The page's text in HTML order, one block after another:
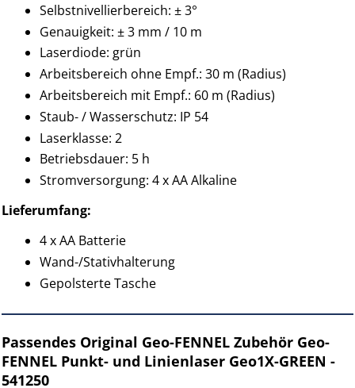
Selbstnivellierbereich: ± 3°
Genauigkeit: ± 3 mm / 10 m
Laserdiode: grün
Arbeitsbereich ohne Empf.: 30 m (Radius)
Arbeitsbereich mit Empf.: 60 m (Radius)
Staub- / Wasserschutz: IP 54
Laserklasse: 2
Betriebsdauer: 5 h
Stromversorgung: 4 x AA Alkaline
Lieferumfang:
4 x AA Batterie
Wand-/Stativhalterung
Gepolsterte Tasche
Passendes Original Geo-FENNEL Zubehör Geo-
FENNEL Punkt- und Linienlaser Geo1X-GREEN -
541250